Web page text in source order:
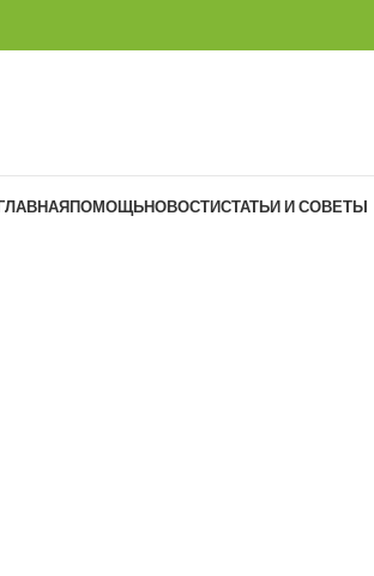
ПОМОЩЬНОВОСТИСТАТЬИ И СОВЕТЫ